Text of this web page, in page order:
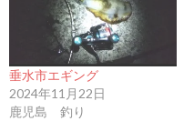
垂水市エギング
2024年11月22日
鹿児島 釣り